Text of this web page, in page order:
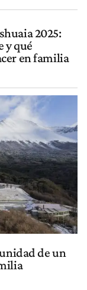
2025:
y qué
en familia
de un